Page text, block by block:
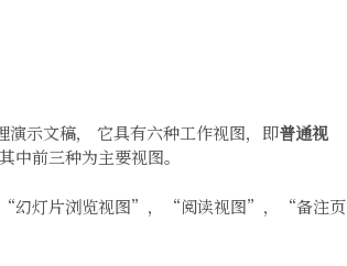
示文稿， 它具有六种工作视图，即普通视
中前三种为主要视图。
幻灯片浏览视图”，“阅读视图”，“备注页